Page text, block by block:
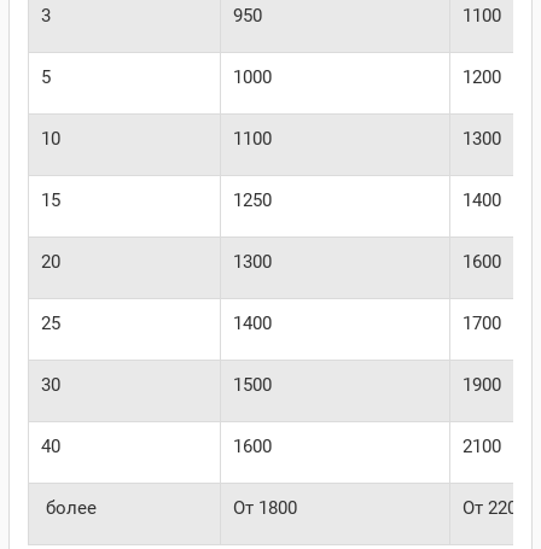
3 950 1100
5 1000 1200
10 1100 1300
15 1250 1400
20 1300 1600
25 1400 1700
30 1500 1900
40 1600 2100
более От 1800 От 2200